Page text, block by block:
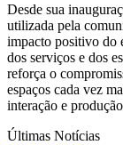
Desde sua
utilizada pela
impacto positivo do
dos serviços e dos
reforça o
espaços cada vez
interação e
Últimas Notícias